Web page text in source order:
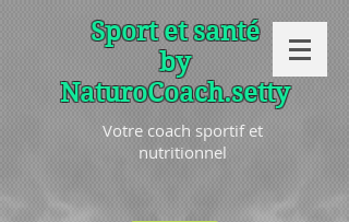
Sport et santé
by
NaturoCoach.setty
Votre coach sportif et
nutritionnel